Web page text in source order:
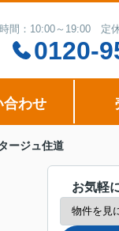
間：10:00～19:00 定
0120-
合わせ
ージュ住道
お気軽